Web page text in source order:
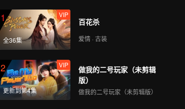
1
全36集
VIP
百花杀
爱情 · 古装
2
更新到第4集
VIP
做我的二号玩家（未剪辑
版）
做我的二号玩家（未剪辑版）